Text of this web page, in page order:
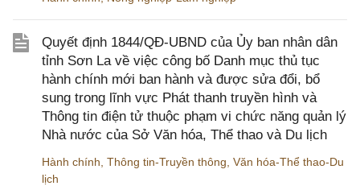
Quyết định 1844/QĐ-UBND của Ủy ban nhân dân
tỉnh Sơn La về việc công bố Danh mục thủ tục
hành chính mới ban hành và được sửa đổi, bổ
sung trong lĩnh vực Phát thanh truyền hình và
Thông tin điện tử thuộc phạm vi chức năng quản lý
Nhà nước của Sở Văn hóa, Thể thao và Du lịch
Hành chính Thông tin-Truyền thông Văn hóa-Thể thao-Du
lịch